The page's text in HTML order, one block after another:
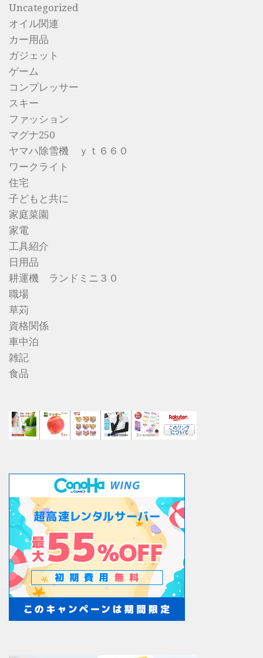
Uncategorized
オイル関連
カー用品
ガジェット
ゲーム
コンプレッサー
スキー
ファッション
マグナ250
ヤマハ除雪機 ｙｔ６６０
ワークライト
住宅
子どもと共に
家庭菜園
家電
工具紹介
日用品
耕運機 ランドミニ３０
職場
草苅
資格関係
車中泊
雑記
食品